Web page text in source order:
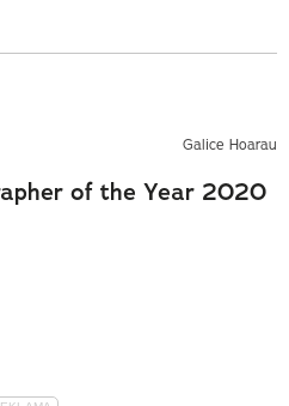
Galice Hoarau
of the Year 2020